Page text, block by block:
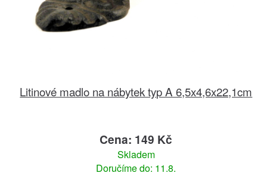
Litinové madlo na nábytek typ A 6,5x4,6x22,1cm
Cena: 149 Kč
Skladem
Doručíme do: 11.8.